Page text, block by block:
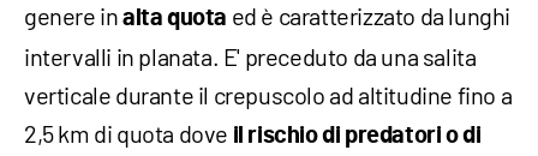
genere in alta quota ed è caratterizzato da lunghi
intervalli in planata. E' preceduto da una salita
verticale durante il crepuscolo ad altitudine fino a
2,5 km di quota dove il rischio di predatori o di